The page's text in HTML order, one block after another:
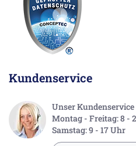
Kundenservice
Unser Kundenservice
Montag - Freitag: 8 -
Samstag: 9 - 17 Uhr